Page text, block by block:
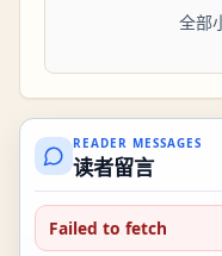
全部
READER MESSAGES
读者留言
Failed to fetch